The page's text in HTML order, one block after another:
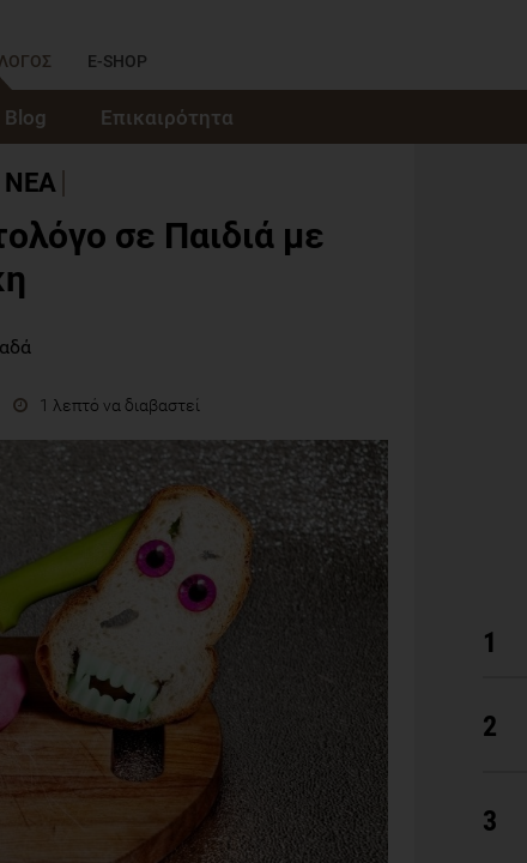
E-SHOP
Blog Επικαιρότητα
ΝΕΑ
σε Παιδιά με
1 λεπτό να διαβαστεί
1
2
3